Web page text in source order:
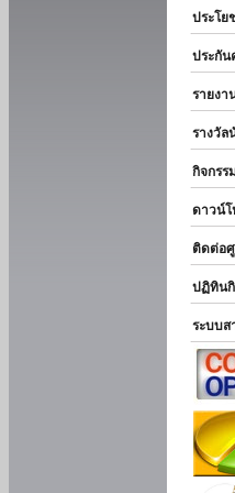
ประโยช
ประกัน
รายงาน
รางวัลนั
กิจกรรม
ดาวน์โ
ติดต่อศู
ปฏิทินกิ
ระบบส